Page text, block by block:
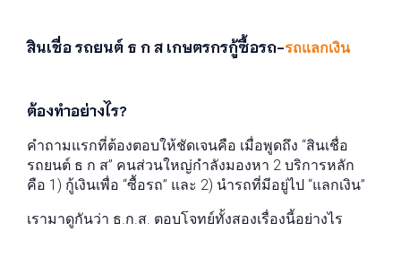
สินเชื่อ รถยนต์ ธ ก ส เกษตรกรกู้ซื้อรถ-รถแลกเงิน
ต้องทำอย่างไร?
คำถามแรกที่ต้องตอบให้ชัดเจนคือ เมื่อพูดถึง “สินเชื่อ
รถยนต์ ธ ก ส” คนส่วนใหญ่กำลังมองหา 2 บริการหลัก
คือ 1) กู้เงินเพื่อ “ซื้อรถ” และ 2) นำรถที่มีอยู่ไป “แลกเงิน”
เรามาดูกันว่า ธ.ก.ส. ตอบโจทย์ทั้งสองเรื่องนี้อย่างไร